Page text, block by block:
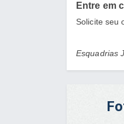
Entre em
Solicite seu
Esquadrias